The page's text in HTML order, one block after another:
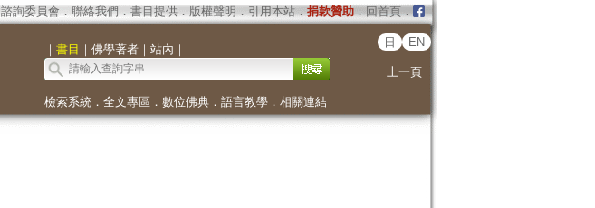
諮詢委員會． 聯絡我們 ． 書目提供． 版權聲明 ． 引用本站． 捐款贊助．回首頁．
｜ 書目 ｜ 佛學著者｜ 站內 ｜
日 EN
上一頁
檢索系統． 全文專區 ． 數位佛典． 語言教學． 相關連結